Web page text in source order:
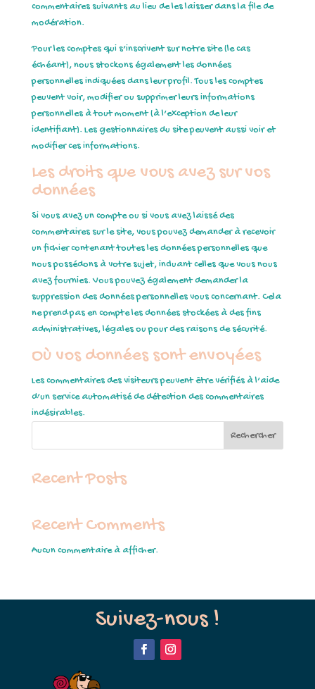
commentaires suivants au lieu de les laisser dans la file de
modération.
Pour les comptes qui s’inscrivent sur notre site (le cas
échéant), nous stockons également les données
personnelles indiquées dans leur profil. Tous les comptes
peuvent voir, modifier ou supprimer leurs informations
personnelles à tout moment (à l’exception de leur
identifiant). Les gestionnaires du site peuvent aussi voir et
modifier ces informations.
Les droits que vous avez sur vos
données
Si vous avez un compte ou si vous avez laissé des
commentaires sur le site, vous pouvez demander à recevoir
un fichier contenant toutes les données personnelles que
nous possédons à votre sujet, incluant celles que vous nous
avez fournies. Vous pouvez également demander la
suppression des données personnelles vous concernant. Cela
ne prend pas en compte les données stockées à des fins
administratives, légales ou pour des raisons de sécurité.
Où vos données sont envoyées
Les commentaires des visiteurs peuvent être vérifiés à l’aide
d’un service automatisé de détection des commentaires
indésirables.
Rechercher
Recent Posts
Recent Comments
Aucun commentaire à afficher.
Suivez-nous !